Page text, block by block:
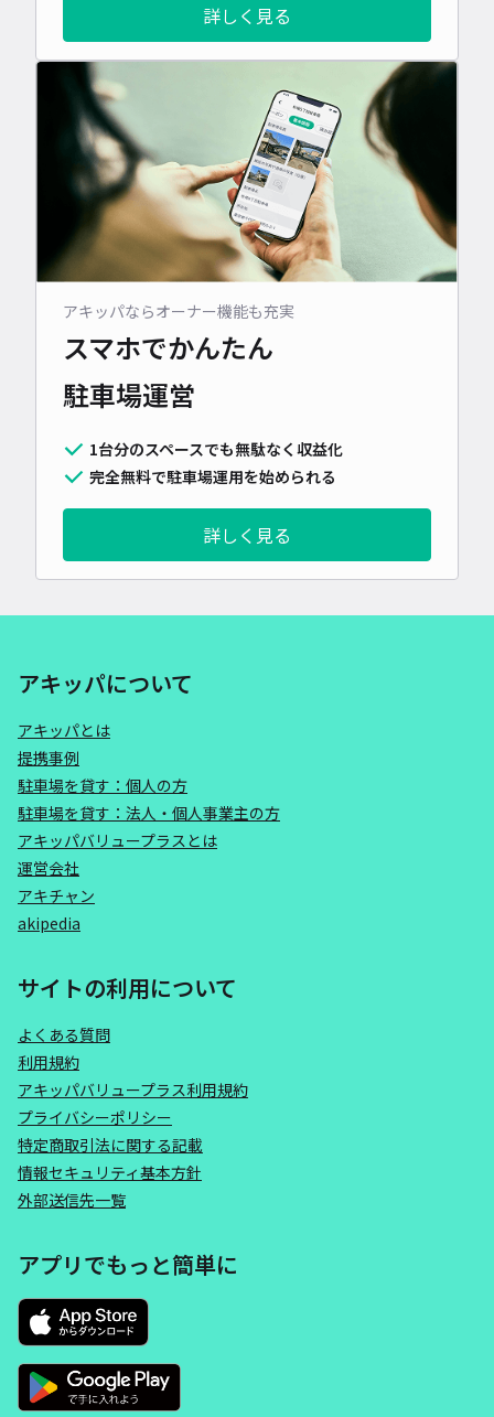
詳しく見る
アキッパならオーナー機能も充実
スマホでかんたん
駐車場運営
1台分のスペースでも無駄なく収益化
完全無料で駐車場運用を始められる
詳しく見る
アキッパについて
アキッパとは
提携事例
駐車場を貸す：個人の方
駐車場を貸す：法人・個人事業主の方
アキッパバリュープラスとは
運営会社
アキチャン
akipedia
サイトの利用について
よくある質問
利用規約
アキッパバリュープラス利用規約
プライバシーポリシー
特定商取引法に関する記載
情報セキュリティ基本方針
外部送信先一覧
アプリでもっと簡単に